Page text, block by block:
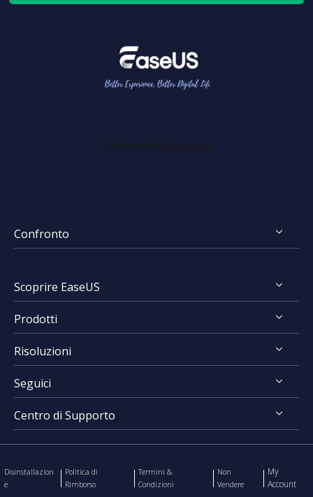
Confronto
FocalFlow vs Screen Studio
Scoprire EaseUS
Chi Siamo
Recensioni & Premi
Contratto di Licenza
Prodotti
RecExperts for Windows
RecExperts for Mac
Online Screen Recorder
Risoluzioni
Registrare Schermo
Mac App Store
Seguici
   
Centro di Supporto
Disinstallazion
e
Politica di
Rimborso
Termini &
Condizioni
Non
Vendere
My
Account